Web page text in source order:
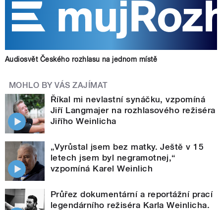
Audiosvět Českého rozhlasu na jednom místě
MOHLO BY VÁS ZAJÍMAT
Říkal mi nevlastní synáčku, vzpomíná
Jiří Langmajer na rozhlasového režiséra
Jiřího Weinlicha
„Vyrůstal jsem bez matky. Ještě v 15
letech jsem byl negramotnej,“
vzpomíná Karel Weinlich
Průřez dokumentární a reportážní prací
legendárního režiséra Karla Weinlicha.